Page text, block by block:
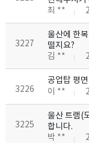
최 **
3227
울산에 한
떨지요?
김 **
3226
공업탑 평
이 **
3225
울산 트램(
합니다.
박 **